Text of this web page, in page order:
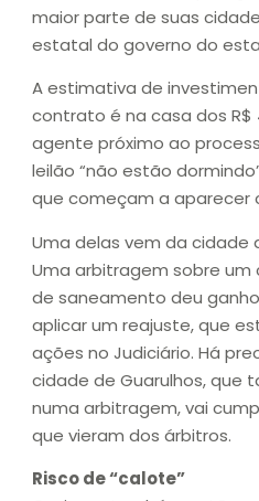
maior parte de suas
estatal do governo do
A estimativa de
contrato é na casa dos R$
agente próximo ao
leilão “não estão
que começam a aparecer
Uma delas vem da cidade
Uma arbitragem sobre
de saneamento deu
aplicar um reajuste, que
ações no Judiciário. Há
cidade de Guarulhos, que
numa arbitragem, vai
que vieram dos árbitros.
Risco de “calote”